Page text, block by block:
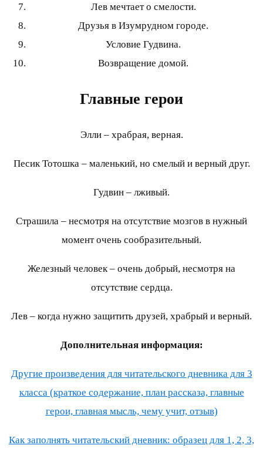
Лев мечтает о смелости.
Друзья в Изумрудном городе.
Условие Гудвина.
Возвращение домой.
Главные герои
Элли – храбрая, верная.
Песик Тотошка – маленький, но смелый и верный друг.
Гудвин – лживый.
Страшила – несмотря на отсутствие мозгов в нужный
момент очень сообразительный.
Железный человек – очень добрый, несмотря на
отсутствие сердца.
Лев – когда нужно защитить друзей, храбрый и верный.
Дополнительная информация:
Другие произведения для читательского дневника для 3
класса (краткое содержание, план рассказа, главные
герои, главная мысль, чему учит, отзыв)
Как заполнять читательский дневник: образец для 1, 2, 3,